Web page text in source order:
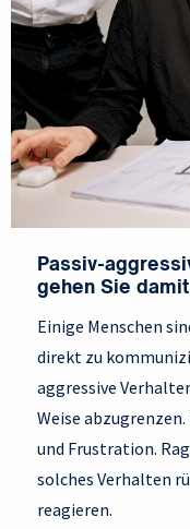
Passiv-
gehen Sie
Einige Menschen
direkt zu
aggressive
Weise
und Frustration.
solches Verhalten
reagieren.